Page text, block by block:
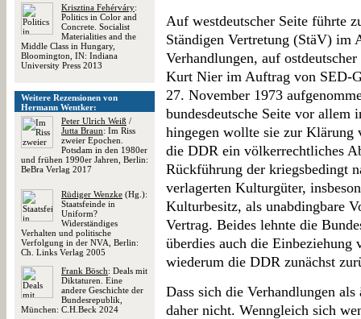
Krisztina Fehérváry:
Politics in Color and
Concrete. Socialist
Materialities and the
Middle Class in Hungary,
Bloomington, IN: Indiana
University Press 2013
Weitere Rezensionen von
Hermann Wentker:
Peter Ulrich Weiß /
Jutta Braun: Im Riss
zweier Epochen.
Potsdam in den 1980er
und frühen 1990er Jahren, Berlin:
BeBra Verlag 2017
Rüdiger Wenzke (Hg.):
Staatsfeinde in
Uniform?
Widerständiges
Verhalten und politische
Verfolgung in der NVA, Berlin:
Ch. Links Verlag 2005
Frank Bösch: Deals mit
Diktaturen. Eine
andere Geschichte der
Bundesrepublik,
München: C.H.Beck 2024
Auf westdeutscher Seite führte
Ständigen Vertretung (StäV) im
Verhandlungen, auf
Kurt Nier im Auftrag von SED-
27. November 1973
bundesdeutsche Seite vor
hingegen wollte sie zur Klärung
die DDR ein völkerrechtliches
Rückführung der kriegsbedingt
verlagerten Kulturgüter,
Kulturbesitz, als unabdingbare
Vertrag. Beides lehnte die
überdies auch die
wiederum die DDR zunächst
Dass sich die Verhandlungen
daher nicht. Wenngleich sich